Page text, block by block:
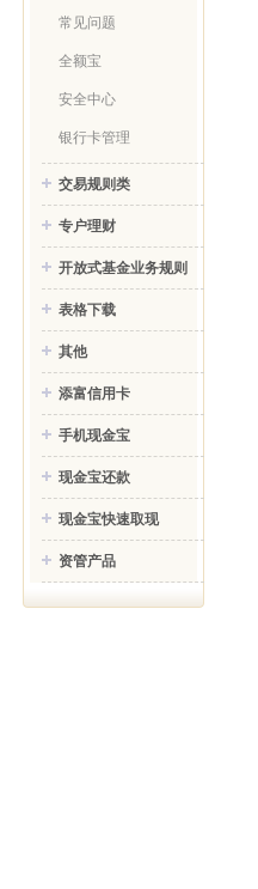
常见问题
全额宝
安全中心
银行卡管理
交易规则类
专户理财
开放式基金业务规则
表格下载
其他
添富信用卡
手机现金宝
现金宝还款
现金宝快速取现
资管产品